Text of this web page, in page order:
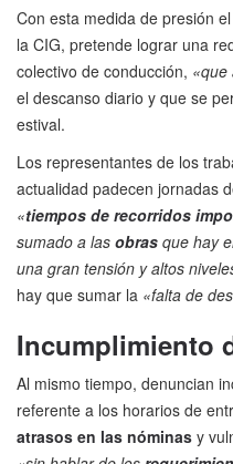
Con esta medida de presión
la CIG, pretende lograr una
colectivo de conducción, «que
el descanso diario y que se
estival.
Los representantes de los
actualidad padecen jornadas
«tiempos de recorridos
sumado a las obras que hay
una gran tensión y altos
hay que sumar la «falta de
Incumplimiento
Al mismo tiempo, denuncian
referente a los horarios de
atrasos en las nóminas y